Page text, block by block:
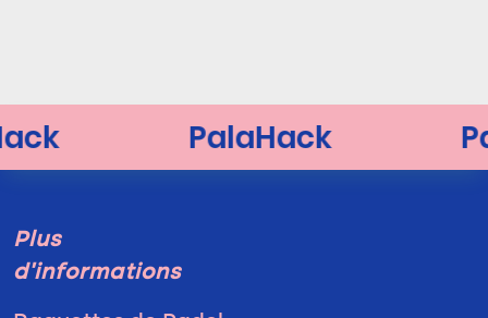
Plus
d'informations